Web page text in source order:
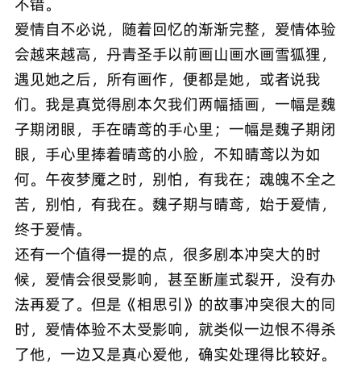
不错。
爱情自不必说，随着回忆的渐渐完整，爱情体验
会越来越高，丹青圣手以前画山画水画雪狐狸，
遇见她之后，所有画作，便都是她，或者说我
们。我是真觉得剧本欠我们两幅插画，一幅是魏
子期闭眼，手在晴鸢的手心里；一幅是魏子期闭
眼，手心里捧着晴鸢的小脸，不知晴鸢以为如
何。午夜梦魇之时，别怕，有我在；魂魄不全之
苦，别怕，有我在。魏子期与晴鸢，始于爱情，
终于爱情。
还有一个值得一提的点，很多剧本冲突大的时
候，爱情会很受影响，甚至断崖式裂开，没有办
法再爱了。但是《相思引》的故事冲突很大的同
时，爱情体验不太受影响，就类似一边恨不得杀
了他，一边又是真心爱他，确实处理得比较好。